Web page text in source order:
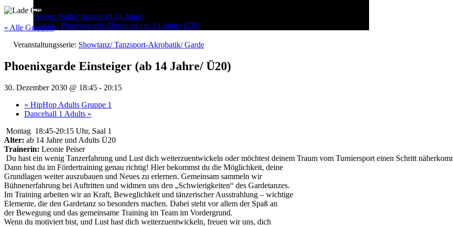
Menu
Post
navigation
Weiter: Ballett Juniors (9-14 Jahre)
Zurück: Phoenixgarde Einsteiger (ab 14 Jahre/ Ü20)
« Alle Gruppen
Veranstaltungsserie: Showtanz/ Tanzsport-Akrobatik/ Garde
Phoenixgarde Einsteiger (ab 14 Jahre/ Ü20)
30. Dezember 2030 @ 18:45 - 20:15
« HipHop Adults Gruppe 1
Dancehall 1 Adults »
Montag 18:45-20:15 Uhr, Saal 1
Alter: ab 14 Jahre und Adults Ü20
Trainerin: Leonie Peiser
Du hast ein wenig Tanzerfahrung und Lust dich weiterzuentwickeln oder möchtest deinem Traum vom Turniersport einen Schritt
Dann bist du im Fördertraining genau richtig! Hier bekommst du die Möglichkeit, deine
Grundlagen weiter auszubauen und Neues zu erlernen. Gemeinsam sammeln wir
Bühnenerfahrung bei Auftritten und widmen uns den „Schwierigkeiten“ des Gardetanzes.
Im Training arbeiten wir an Kraft, Beweglichkeit und tänzerischer Ausstrahlung – wichtige
Elemente, die den Gardetanz so besonders machen. Dabei steht vor allem der Spaß an
der Bewegung und das gemeinsame Training im Team im Vordergrund.
Wenn du motiviert bist, und Lust hast dich weiterzuentwickeln, freuen wir uns, dich